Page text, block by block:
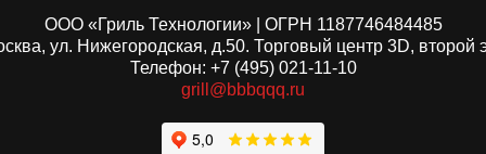
ООО «Гриль Технологии» | ОГРН 1187746484485
ул. Нижегородская, д.50. Торговый центр 3D, второй
Телефон: +7 (495) 021-11-10
grill@bbbqqq.ru